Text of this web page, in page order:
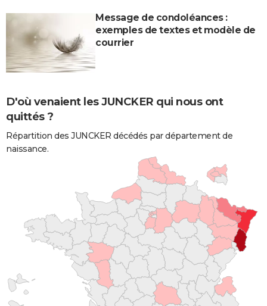
Message de condoléances :
exemples de textes et modèle de
courrier
D'où venaient les JUNCKER qui nous ont
quittés ?
Répartition des JUNCKER décédés par département de
naissance.